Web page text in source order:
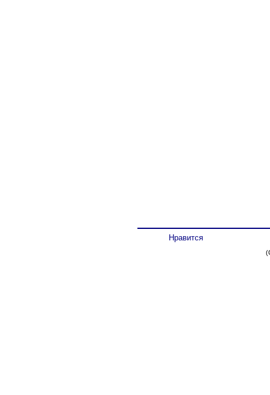
Нравится